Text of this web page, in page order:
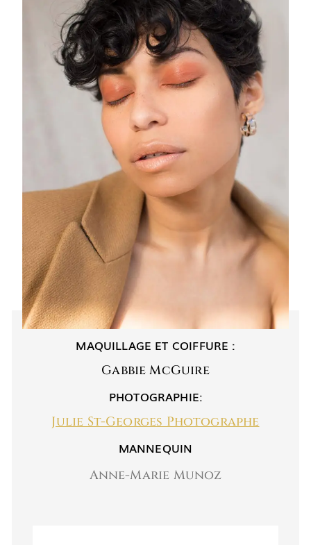
MAQUILLAGE ET COIFFURE :
Gabbie McGuire
PHOTOGRAPHIE:
Julie St-Georges Photographe
MANNEQUIN
Anne-Marie Munoz